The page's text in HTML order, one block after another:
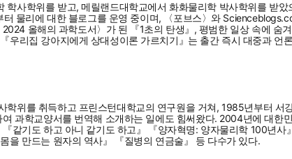
사학위를 받고, 메릴랜드대학교에서 화화물리학 박사학위를 받
물리에 대한 블로그를 운영 중이며, 〈포브스〉와
올해의 과학도서〉가 된 『1초의 탄생』, 평범한 일상 속에
우리집 강아지에게 상대성이론 가르치기』는 출간 즉시 대중과 언
위를 취득하고 프린스턴대학교의 연구원을 거쳐, 1985년부터
과학교양서를 번역해 소개하는 일에도 힘써왔다. 2004년에 대
같기도 하고 아니 같기도 하고』 『양자혁명: 양자물리학 100년
을 만드는 원자의 역사』 『질병의 연금술』 등 다수가 있다.